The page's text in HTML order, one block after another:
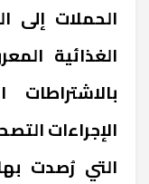
الحملات إلى
الغذائية
الإجراءات
التي رُصدت